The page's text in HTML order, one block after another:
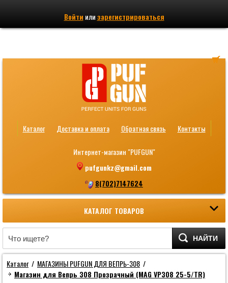
Войти илизарегистрироваться
Каталог Доставка и оплата Обратная связь Контакты
Интернет-магазин "PUFGUN"
pufgunkz@gmail.com
8(702)7147624
КАТАЛОГ ТОВАРОВ
НАЙТИ
Каталог / МАГАЗИНЫ PUFGUN ДЛЯ ВЕПРЬ-308 /
Магазин для Вепрь 308 Прозрачный (MAG VP308 25-5/TR)